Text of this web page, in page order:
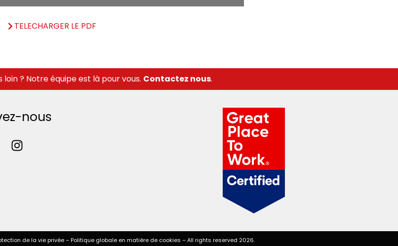
TELECHARGER LE PDF
loin ? Notre équipe est là pour vous. Contactez nous.
nous
de la vie privée– Politique globale en matière de cookies – All rights reserved 2026.